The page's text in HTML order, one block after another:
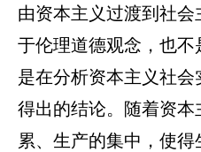
由资本主义过渡到社
于伦理道德观念，也
是在分析资本主义社
得出的结论。随着资
累、生产的集中，使